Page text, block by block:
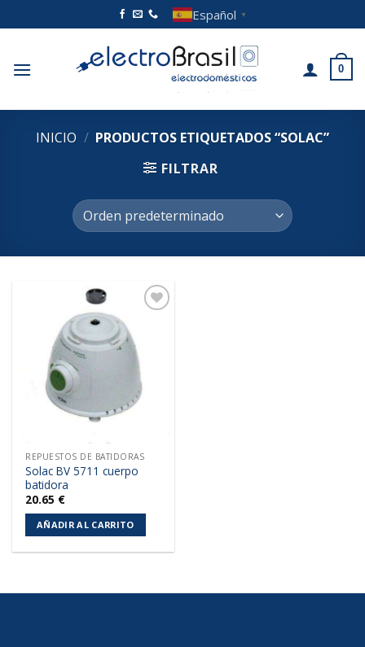
al
Español ▼
0
INICIO / PRODUCTOS ETIQUETADOS “SOLAC”
FILTRAR
lista de
deseos
REPUESTOS DE BATIDORAS
Solac BV 5711 cuerpo
batidora
20.65 €
AÑADIR AL CARRITO